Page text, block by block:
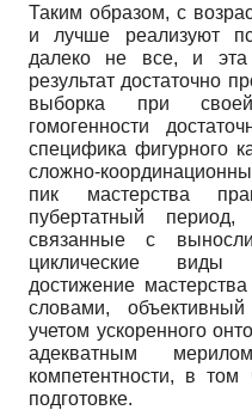
Таким образом, с
и лучше реализуют
далеко не все, и эта
результат достаточно
выборка при своей
гомогенности
специфика фигурного
сложно-
пик мастерства
пубертатный
связанные с
циклические виды
достижение
словами,
учетом ускоренного
адекватным
компетентности, в том
подготовке.